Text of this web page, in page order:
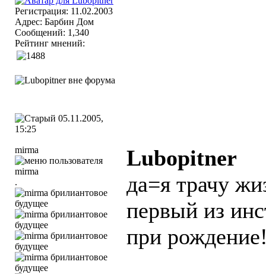
Регистрация: 11.02.2003
Адрес: Барбин Дом
Сообщений: 1,340
Рейтинг мнений:
05.11.2005,
15:25
mirma
.
Lubopitner
да=я трачу
первый из
при